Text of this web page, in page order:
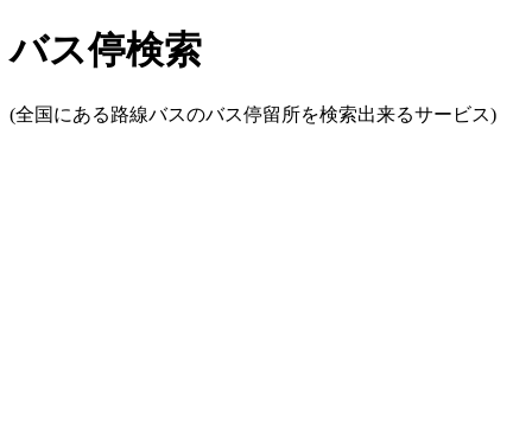
バス停検索
(全国にある路線バスのバス停留所を検索出来るサービス)